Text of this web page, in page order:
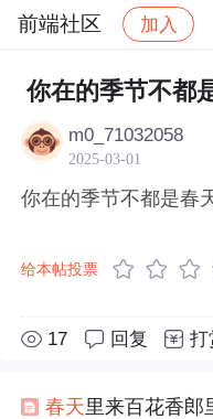
前端社区 加入
社区 前端社区
你在的季节不都
m0_71032058
2025-03-01
你在的季节不都是春
给本帖投票
17 回复 打
春天里来百花香郎